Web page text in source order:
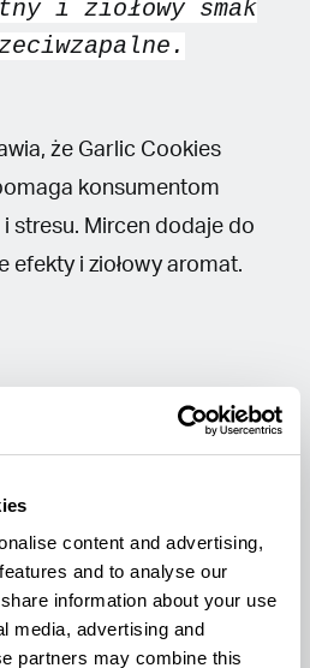
content and advertising,
and to analyse our
information about your use
media, advertising and
partners may combine this
i ziołowy smak
że Garlic Cookies
konsumentom
stresu. Mircen dodaje do
efekty i ziołowy aromat.
zapachu, ta odmiana
z posmakiem czosnku.
za niepowtarzalnym
Niektórzy palacze donoszą
smakowej. Jest to